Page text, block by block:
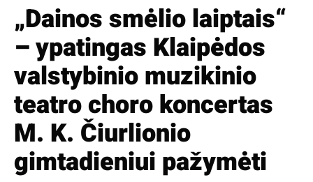
„Dainos smėlio laiptais“
– ypatingas Klaipėdos
valstybinio muzikinio
teatro choro koncertas
M. K. Čiurlionio
gimtadieniui pažymėti